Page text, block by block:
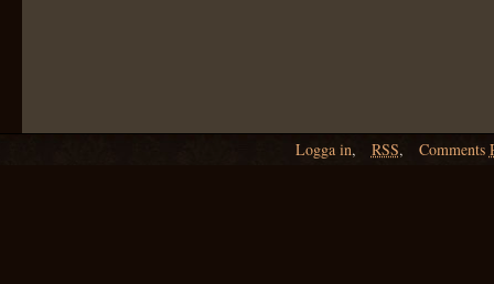
Logga in, RSS, Comments